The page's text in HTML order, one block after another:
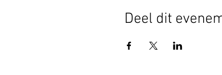
Deel dit